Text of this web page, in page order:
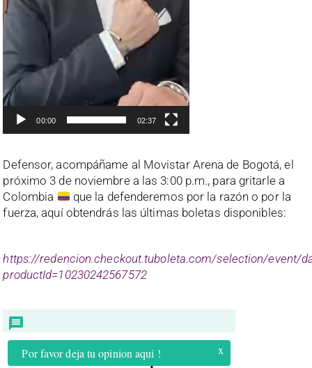
00:00 02:37
Defensor, acompáñame al Movistar Arena de Bogotá, el
próximo 3 de noviembre a las 3:00 p.m., para gritarle a
Colombia
que la defenderemos por la razón o por la
fuerza, aquí obtendrás las últimas boletas disponibles:
https://redencion.checkout.tuboleta.com/selection/event/
productId=10230242567572
Por favor deja tu opinion aqui ! x
Compartir: